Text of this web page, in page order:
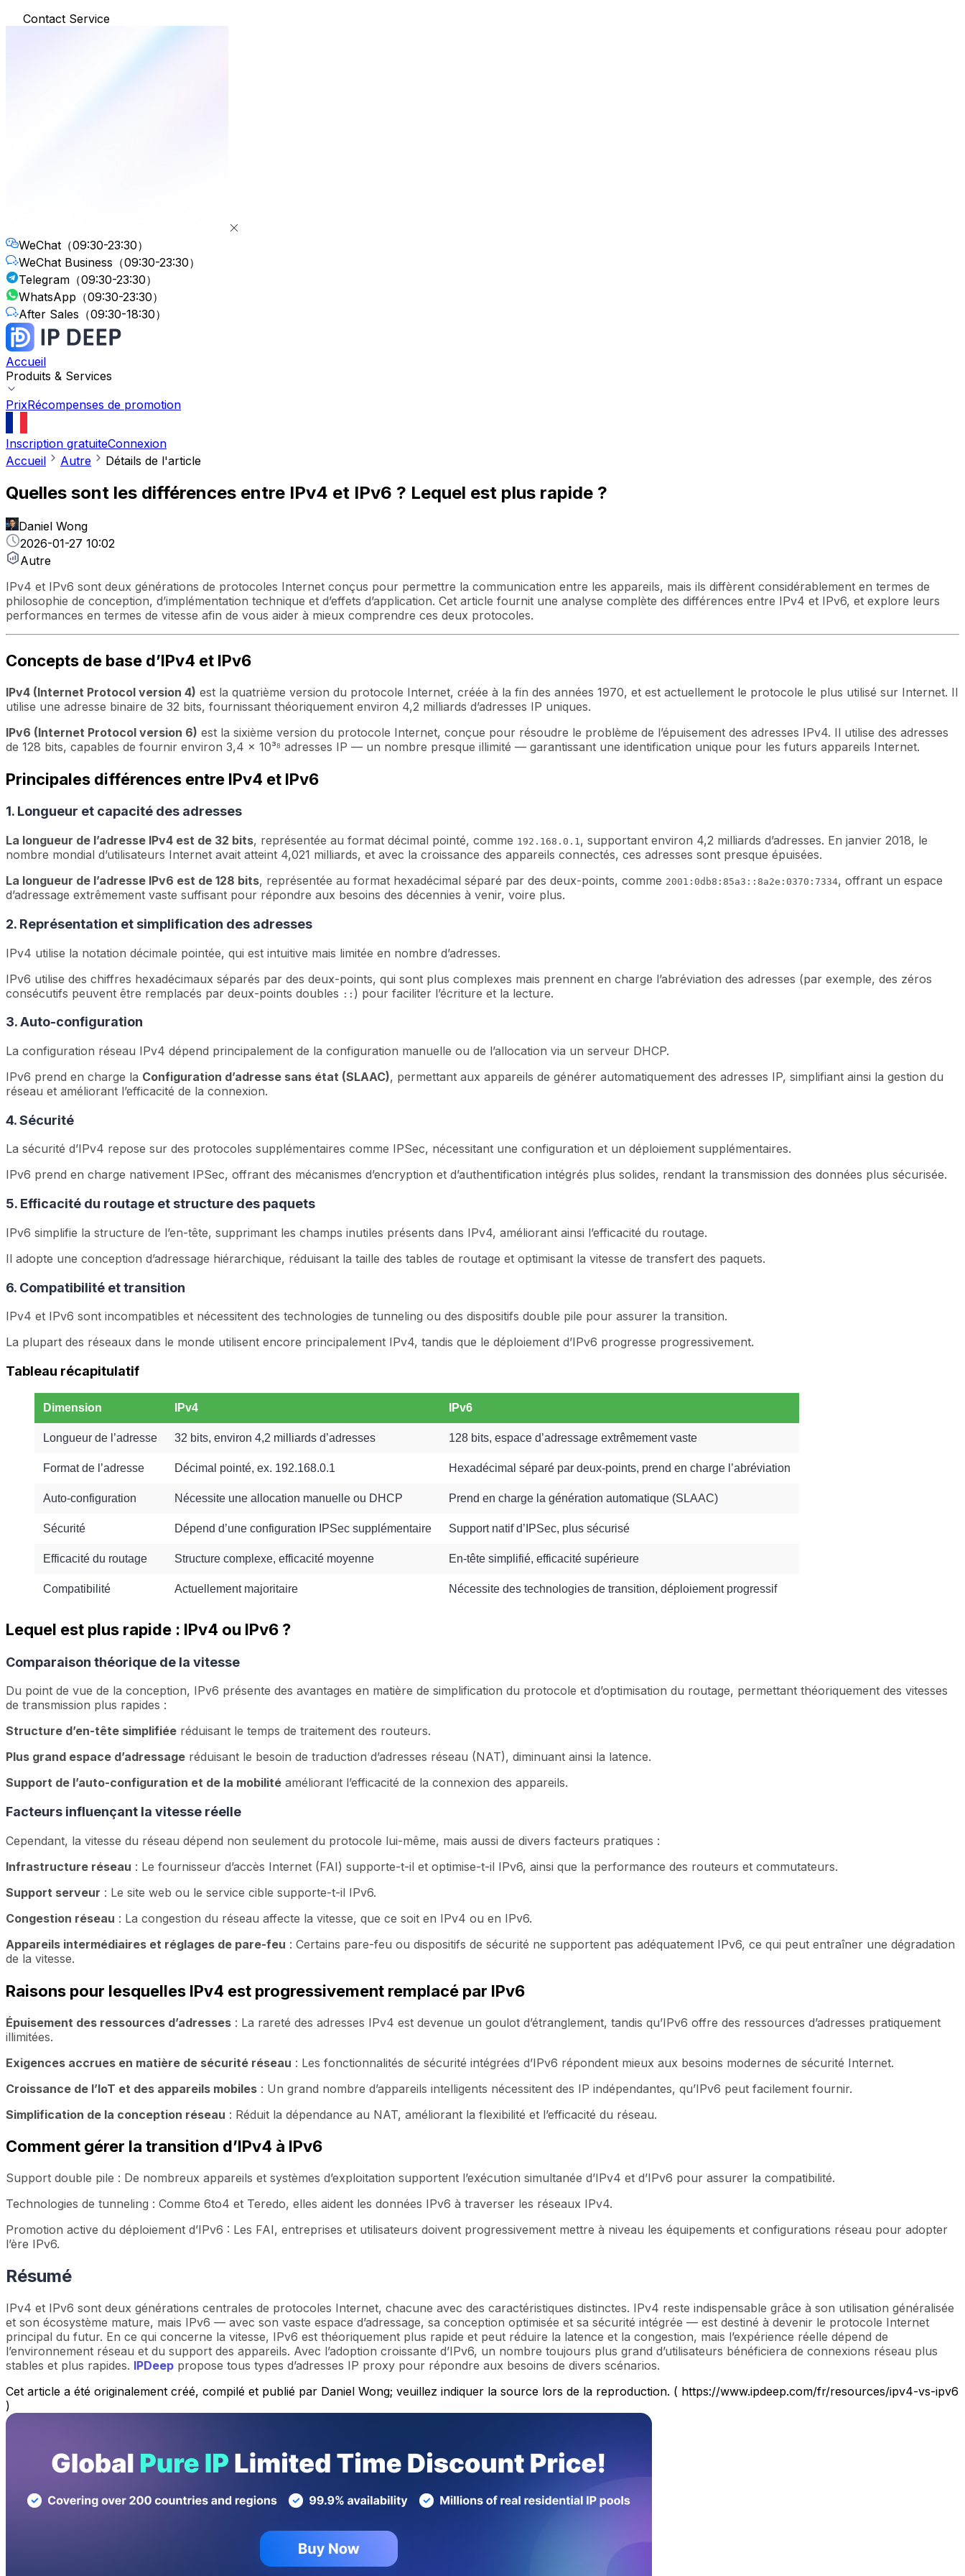
Contact Service
WeChat （09:30-23:30）
WeChat Business （09:30-23:30）
Telegram （09:30-23:30）
WhatsApp （09:30-23:30）
After Sales （09:30-18:30）
Accueil
Produits & Services
PrixRécompenses de promotion
Inscription gratuiteConnexion
Accueil
Autre Détails de l'article
Quelles sont les différences entre IPv4 et IPv6 ? Lequel est plus rapide ?
Daniel Wong
2026-01-27 10:02
Autre
IPv4 et IPv6 sont deux générations de protocoles Internet conçus pour permettre la communication entre les appareils, mais ils diffèrent considérablement en termes de
philosophie de conception, d’implémentation technique et d’effets d’application. Cet article fournit une analyse complète des différences entre IPv4 et IPv6, et explore leurs
performances en termes de vitesse afin de vous aider à mieux comprendre ces deux protocoles.
Concepts de base d’IPv4 et IPv6
IPv4 (Internet Protocol version 4) est la quatrième version du protocole Internet, créée à la fin des années 1970, et est actuellement le protocole le plus utilisé sur Internet. Il
utilise une adresse binaire de 32 bits, fournissant théoriquement environ 4,2 milliards d’adresses IP uniques.
IPv6 (Internet Protocol version 6) est la sixième version du protocole Internet, conçue pour résoudre le problème de l’épuisement des adresses IPv4. Il utilise des adresses
de 128 bits, capables de fournir environ 3,4 × 10³⁸ adresses IP — un nombre presque illimité — garantissant une identification unique pour les futurs appareils Internet.
Principales différences entre IPv4 et IPv6
1. Longueur et capacité des adresses
La longueur de l’adresse IPv4 est de 32 bits, représentée au format décimal pointé, comme 192.168.0.1, supportant environ 4,2 milliards d’adresses. En janvier 2018, le
nombre mondial d’utilisateurs Internet avait atteint 4,021 milliards, et avec la croissance des appareils connectés, ces adresses sont presque épuisées.
La longueur de l’adresse IPv6 est de 128 bits, représentée au format hexadécimal séparé par des deux-points, comme 2001:0db8:85a3::8a2e:0370:7334, offrant un espace
d’adressage extrêmement vaste suffisant pour répondre aux besoins des décennies à venir, voire plus.
2. Représentation et simplification des adresses
IPv4 utilise la notation décimale pointée, qui est intuitive mais limitée en nombre d’adresses.
IPv6 utilise des chiffres hexadécimaux séparés par des deux-points, qui sont plus complexes mais prennent en charge l’abréviation des adresses (par exemple, des zéros
consécutifs peuvent être remplacés par deux-points doubles :: ) pour faciliter l’écriture et la lecture.
3. Auto-configuration
La configuration réseau IPv4 dépend principalement de la configuration manuelle ou de l’allocation via un serveur DHCP.
IPv6 prend en charge la Configuration d’adresse sans état (SLAAC), permettant aux appareils de générer automatiquement des adresses IP, simplifiant ainsi la gestion du
réseau et améliorant l’efficacité de la connexion.
4. Sécurité
La sécurité d’IPv4 repose sur des protocoles supplémentaires comme IPSec, nécessitant une configuration et un déploiement supplémentaires.
IPv6 prend en charge nativement IPSec, offrant des mécanismes d’encryption et d’authentification intégrés plus solides, rendant la transmission des données plus sécurisée.
5. Efficacité du routage et structure des paquets
IPv6 simplifie la structure de l’en-tête, supprimant les champs inutiles présents dans IPv4, améliorant ainsi l’efficacité du routage.
Il adopte une conception d’adressage hiérarchique, réduisant la taille des tables de routage et optimisant la vitesse de transfert des paquets.
6. Compatibilité et transition
IPv4 et IPv6 sont incompatibles et nécessitent des technologies de tunneling ou des dispositifs double pile pour assurer la transition.
La plupart des réseaux dans le monde utilisent encore principalement IPv4, tandis que le déploiement d’IPv6 progresse progressivement.
Tableau récapitulatif
Dimension IPv4 IPv6
Longueur de l’adresse 32 bits, environ 4,2 milliards d’adresses 128 bits, espace d’adressage extrêmement vaste
Format de l’adresse Décimal pointé, ex. 192.168.0.1 Hexadécimal séparé par deux-points, prend en charge l’abréviation
Auto-configuration Nécessite une allocation manuelle ou DHCP Prend en charge la génération automatique (SLAAC)
Sécurité Dépend d’une configuration IPSec supplémentaire Support natif d’IPSec, plus sécurisé
Efficacité du routage Structure complexe, efficacité moyenne En-tête simplifié, efficacité supérieure
Compatibilité Actuellement majoritaire Nécessite des technologies de transition, déploiement progressif
Lequel est plus rapide : IPv4 ou IPv6 ?
Comparaison théorique de la vitesse
Du point de vue de la conception, IPv6 présente des avantages en matière de simplification du protocole et d’optimisation du routage, permettant théoriquement des vitesses
de transmission plus rapides :
Structure d’en-tête simplifiée réduisant le temps de traitement des routeurs.
Plus grand espace d’adressage réduisant le besoin de traduction d’adresses réseau (NAT), diminuant ainsi la latence.
Support de l’auto-configuration et de la mobilité améliorant l’efficacité de la connexion des appareils.
Facteurs influençant la vitesse réelle
Cependant, la vitesse du réseau dépend non seulement du protocole lui-même, mais aussi de divers facteurs pratiques :
Infrastructure réseau : Le fournisseur d’accès Internet (FAI) supporte-t-il et optimise-t-il IPv6, ainsi que la performance des routeurs et commutateurs.
Support serveur : Le site web ou le service cible supporte-t-il IPv6.
Congestion réseau : La congestion du réseau affecte la vitesse, que ce soit en IPv4 ou en IPv6.
Appareils intermédiaires et réglages de pare-feu : Certains pare-feu ou dispositifs de sécurité ne supportent pas adéquatement IPv6, ce qui peut entraîner une dégradation
de la vitesse.
Raisons pour lesquelles IPv4 est progressivement remplacé par IPv6
Épuisement des ressources d’adresses : La rareté des adresses IPv4 est devenue un goulot d’étranglement, tandis qu’IPv6 offre des ressources d’adresses pratiquement
illimitées.
Exigences accrues en matière de sécurité réseau : Les fonctionnalités de sécurité intégrées d’IPv6 répondent mieux aux besoins modernes de sécurité Internet.
Croissance de l’IoT et des appareils mobiles : Un grand nombre d’appareils intelligents nécessitent des IP indépendantes, qu’IPv6 peut facilement fournir.
Simplification de la conception réseau : Réduit la dépendance au NAT, améliorant la flexibilité et l’efficacité du réseau.
Comment gérer la transition d’IPv4 à IPv6
Support double pile : De nombreux appareils et systèmes d’exploitation supportent l’exécution simultanée d’IPv4 et d’IPv6 pour assurer la compatibilité.
Technologies de tunneling : Comme 6to4 et Teredo, elles aident les données IPv6 à traverser les réseaux IPv4.
Promotion active du déploiement d’IPv6 : Les FAI, entreprises et utilisateurs doivent progressivement mettre à niveau les équipements et configurations réseau pour adopter
l’ère IPv6.
Résumé
IPv4 et IPv6 sont deux générations centrales de protocoles Internet, chacune avec des caractéristiques distinctes. IPv4 reste indispensable grâce à son utilisation généralisée
et son écosystème mature, mais IPv6 — avec son vaste espace d’adressage, sa conception optimisée et sa sécurité intégrée — est destiné à devenir le protocole Internet
principal du futur. En ce qui concerne la vitesse, IPv6 est théoriquement plus rapide et peut réduire la latence et la congestion, mais l’expérience réelle dépend de
l’environnement réseau et du support des appareils. Avec l’adoption croissante d’IPv6, un nombre toujours plus grand d’utilisateurs bénéficiera de connexions réseau plus
stables et plus rapides. IPDeep propose tous types d’adresses IP proxy pour répondre aux besoins de divers scénarios.
Cet article a été originalement créé, compilé et publié par Daniel Wong; veuillez indiquer la source lors de la reproduction. ( https://www.ipdeep.com/fr/resources/ipv4-vs-ipv6
)